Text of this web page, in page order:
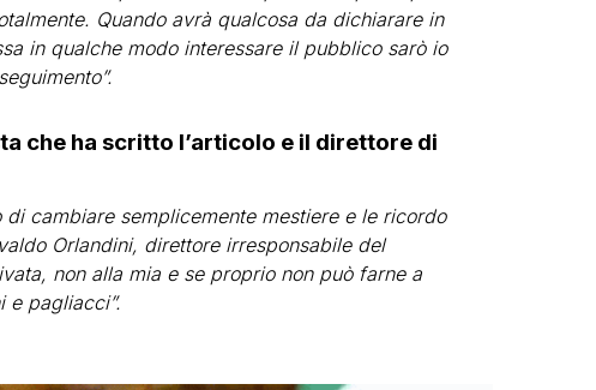
Quando avrà qualcosa da dichiarare in
in qualche modo interessare il pubblico sarò io
che ha scritto l’articolo e il direttore di
di cambiare semplicemente mestiere e le ricordo
Orlandini, direttore irresponsabile del
non alla mia e se proprio non può farne a
e pagliacci”.